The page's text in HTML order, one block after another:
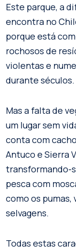
Este parque, a
encontra no
porque está
rochosos de
violentas e
durante séculos.
Mas a falta de
um lugar sem
conta com
Antuco e Sierra
transformando-
pesca com
como os pumas,
selvagens.
Todas estas